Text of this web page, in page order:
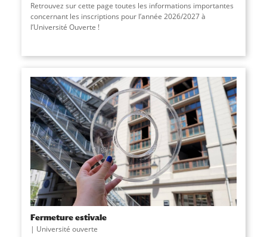
Retrouvez sur cette page toutes les informations importantes
concernant les inscriptions pour l’année 2026/2027 à
l’Université Ouverte !
Fermeture estivale
Université ouverte